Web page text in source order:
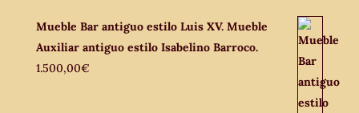
Mueble Bar antiguo estilo Luis XV. Mueble
Auxiliar antiguo estilo Isabelino Barroco.
1.500,00€